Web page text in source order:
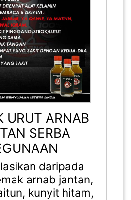
URUT ARNAB
SERBA
daripada
arnab jantan,
kunyit hitam,